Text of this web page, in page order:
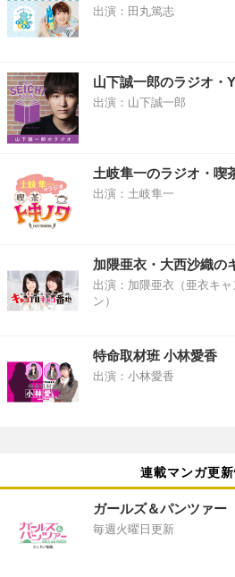
出演：田丸篤志
山下誠一郎のラジオ・
出演：山下誠一郎
土岐隼一のラジオ・喫
出演：土岐隼一
加隈亜衣・大西沙織の
出演：加隈亜衣（亜衣キ
ン）
特命取材班 小林愛香
出演：小林愛香
連載マンガ更新
ガールズ＆パンツァー
毎週火曜日更新